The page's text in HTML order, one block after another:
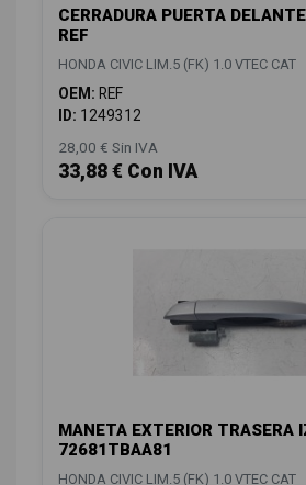
CERRADURA PUERTA
REF
HONDA CIVIC LIM.5 (FK) 1.0 VTEC CAT
OEM: REF
ID: 1249312
28,00 € Sin IVA
33,88 € Con IVA
MANETA EXTERIOR TRASERA
72681TBAA81
HONDA CIVIC LIM.5 (FK) 1.0 VTEC CAT